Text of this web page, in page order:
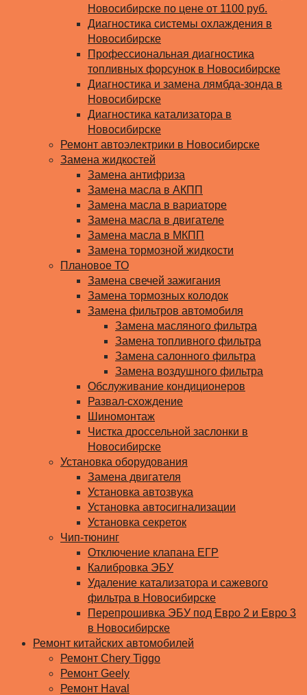
Новосибирске по цене от 1100 руб.
Диагностика системы охлаждения в
Новосибирске
Профессиональная диагностика
топливных форсунок в Новосибирске
Диагностика и замена лямбда-зонда в
Новосибирске
Диагностика катализатора в
Новосибирске
Ремонт автоэлектрики в Новосибирске
Замена жидкостей
Замена антифриза
Замена масла в АКПП
Замена масла в вариаторе
Замена масла в двигателе
Замена масла в МКПП
Замена тормозной жидкости
Плановое ТО
Замена свечей зажигания
Замена тормозных колодок
Замена фильтров автомобиля
Замена масляного фильтра
Замена топливного фильтра
Замена салонного фильтра
Замена воздушного фильтра
Обслуживание кондиционеров
Развал-схождение
Шиномонтаж
Чистка дроссельной заслонки в
Новосибирске
Установка оборудования
Замена двигателя
Установка автозвука
Установка автосигнализации
Установка секреток
Чип-тюнинг
Отключение клапана ЕГР
Калибровка ЭБУ
Удаление катализатора и сажевого
фильтра в Новосибирске
Перепрошивка ЭБУ под Евро 2 и Евро 3
в Новосибирске
Ремонт китайских автомобилей
Ремонт Chery Tiggo
Ремонт Geely
Ремонт Haval